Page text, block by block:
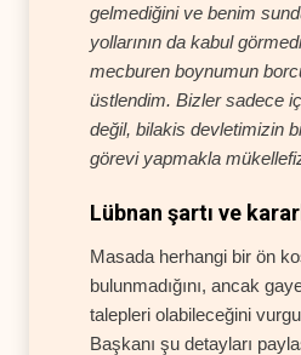
gelmediğini ve benim
yollarının da kabul
mecburen boynumun
üstlendim. Bizler sadece
değil, bilakis devletimizin
görevi yapmakla
Lübnan şartı ve
Masada herhangi bir ön
bulunmadığını, ancak
talepleri olabileceğini
Başkanı şu detayları